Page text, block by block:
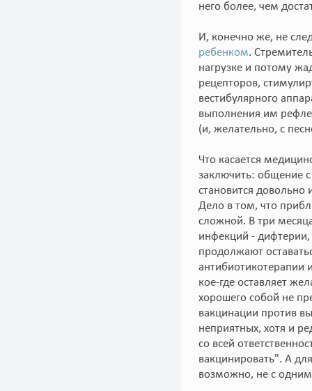
него более, чем
И, конечно же, не
ребенком.
нагрузке и потому
рецепторов,
вестибулярного
выполнения им
(и, желательно, с
Что касается
заключить: общение
становится
Дело в том, что
сложной. В три
инфекций -
продолжают
антибиотикотерапии
кое-где оставляет
хорошего собой не
вакцинации против
неприятных, хотя и
со всей
вакцинировать". А
возможно, не с